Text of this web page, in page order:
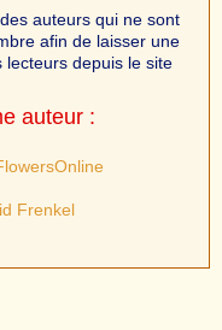
auteurs qui ne sont
afin de laisser une
depuis le site
auteur :
Frenkel